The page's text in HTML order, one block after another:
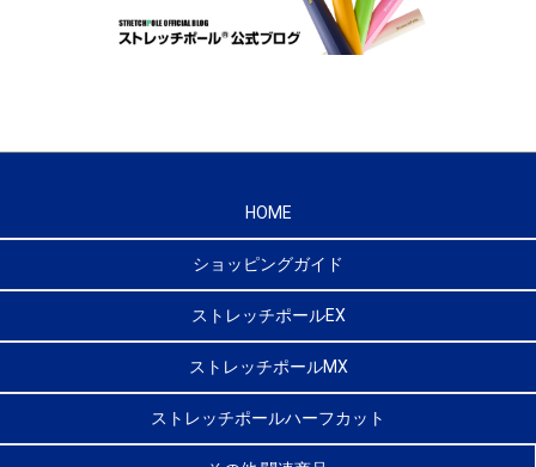
HOME
ショッピングガイド
ストレッチポールEX
ストレッチポールMX
ストレッチポールハーフカット